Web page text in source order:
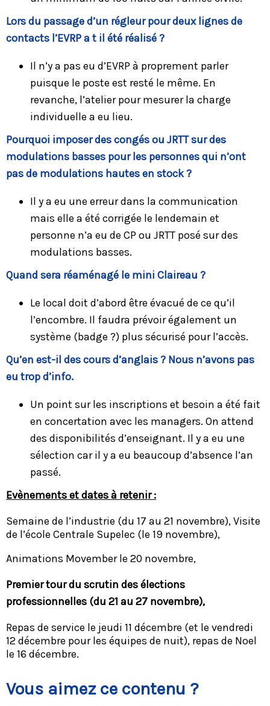
Lors du passage d’un régleur pour deux lignes de
contacts l’EVRP a t il été réalisé ?
Il n’y a pas eu d’EVRP à proprement parler
puisque le poste est resté le même. En
revanche, l’atelier pour mesurer la charge
individuelle a eu lieu.
Pourquoi imposer des congés ou JRTT sur des
modulations basses pour les personnes qui n’ont
pas de modulations hautes en stock ?
Il y a eu une erreur dans la communication
mais elle a été corrigée le lendemain et
personne n’a eu de CP ou JRTT posé sur des
modulations basses.
Quand sera réaménagé le mini Claireau ?
Le local doit d’abord être évacué de ce qu’il
l’encombre. Il faudra prévoir également un
système (badge ?) plus sécurisé pour l’accès.
Qu’en est-il des cours d’anglais ? Nous n’avons pas
eu trop d’info.
Un point sur les inscriptions et besoin a été fait
en concertation avec les managers. On attend
des disponibilités d’enseignant. Il y a eu une
sélection car il y a eu beaucoup d’absence l’an
passé.
Evènements et dates à retenir :
Semaine de l’industrie (du 17 au 21 novembre), Visite
de l’école Centrale Supelec (le 19 novembre),
Animations Movember le 20 novembre,
Premier tour du scrutin des élections
professionnelles (du 21 au 27 novembre),
Repas de service le jeudi 11 décembre (et le vendredi
12 décembre pour les équipes de nuit), repas de Noel
le 16 décembre.
Vous aimez ce contenu ?